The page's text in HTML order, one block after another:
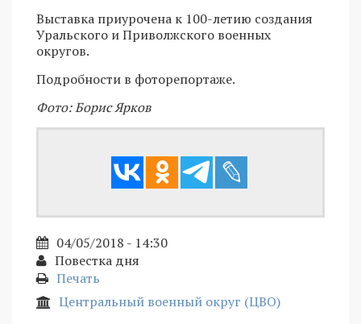
Выставка приурочена к 100-летию создания
Уральского и Приволжского военных
округов.
Подробности в фоторепортаже.
Фото: Борис Ярков
04/05/2018 - 14:30
Повестка дня
Печать
Центральный военный округ (ЦВО)